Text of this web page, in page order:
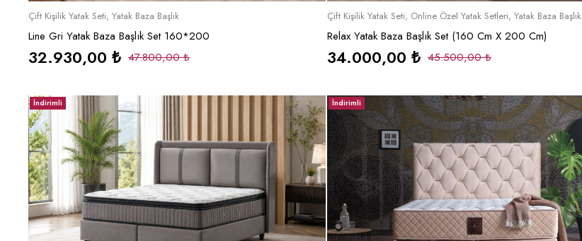
Sepete Ekle
Çift Kişilik Yatak Seti, Yatak Baza Başlık
Line Gri Yatak Baza Başlık Set 160*200
47.800,00₺
32.930,00 ₺
Sepete Ekle
Çift Kişilik Yatak Seti, Online Özel Yatak Setleri, Yatak Baza Başlık
Relax Yatak Baza Başlık Set (160 Cm X 200 Cm)
45.500,00₺
34.000,00 ₺
İndirimli İndirimli